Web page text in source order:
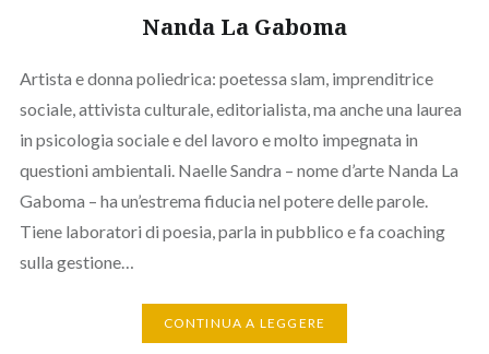
Nanda La Gaboma
Artista e donna poliedrica: poetessa slam, imprenditrice
sociale, attivista culturale, editorialista, ma anche una laurea
in psicologia sociale e del lavoro e molto impegnata in
questioni ambientali. Naelle Sandra – nome d’arte Nanda La
Gaboma – ha un’estrema fiducia nel potere delle parole.
Tiene laboratori di poesia, parla in pubblico e fa coaching
sulla gestione…
CONTINUA A LEGGERE